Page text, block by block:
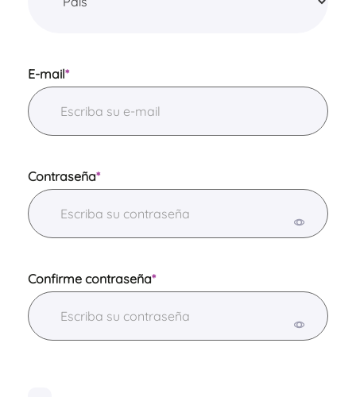
E-mail*
Contraseña*
Confirme contraseña*